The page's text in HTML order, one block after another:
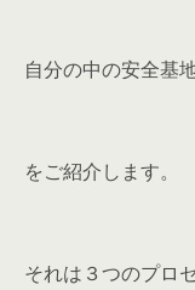
自分の中の安全基
をご紹介します。
それは３つのプロ